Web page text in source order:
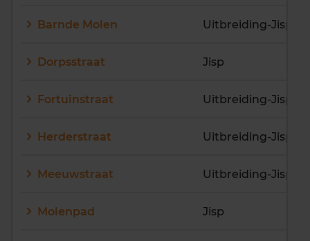
Q
R U
V
Barnde Molen Uitbreiding-Jisp
Dorpsstraat Jisp
Fortuinstraat Uitbreiding-Jisp
Herderstraat Uitbreiding-Jisp
Meeuwstraat Uitbreiding-Jisp
Molenpad Jisp